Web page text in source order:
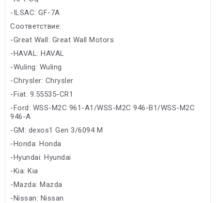
-ILSAC: GF-7A
Соответствие:
-Great Wall: Great Wall Motors
-HAVAL: HAVAL
-Wuling: Wuling
-Chrysler: Chrysler
-Fiat: 9.55535-CR1
-Ford: WSS-M2C 961-A1/WSS-M2C 946-B1/WSS-M2C
946-A
-GM: dexos1 Gen 3/6094 M
-Honda: Honda
-Hyundai: Hyundai
-Kia: Kia
-Mazda: Mazda
-Nissan: Nissan